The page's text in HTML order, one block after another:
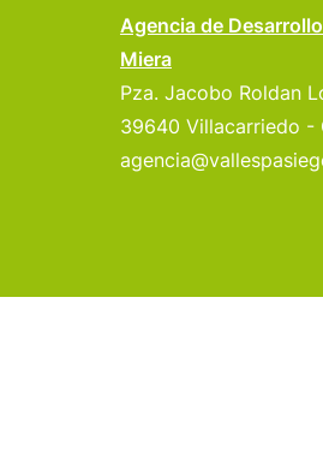
Agencia de
Miera
Pza. Jacobo Roldan
39640 Villacarriedo -